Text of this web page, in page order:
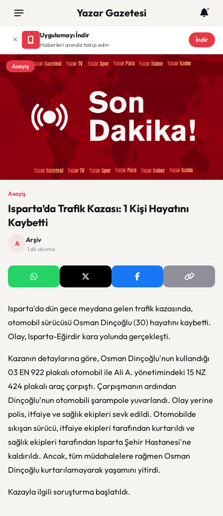
Yazar Gazetesi
Uygulamayı İndir
Haberleri anında takip edin
İndir
Asayiş
Asayiş
Isparta’da Trafik Kazası: 1 Kişi Hayatını
Kaybetti
A Arşiv
· 1 dk okuma
Isparta'da dün gece meydana gelen trafik kazasında,
otomobil sürücüsü Osman Dinçoğlu (30) hayatını kaybetti.
Olay, Isparta-Eğirdir kara yolunda gerçekleşti.
Kazanın detaylarına göre, Osman Dinçoğlu'nun kullandığı
03 EN 922 plakalı otomobil ile Ali A. yönetimindeki 15 NZ
424 plakalı araç çarpıştı. Çarpışmanın ardından
Dinçoğlu'nun otomobili şarampole yuvarlandı. Olay yerine
polis, itfaiye ve sağlık ekipleri sevk edildi. Otomobilde
sıkışan sürücü, itfaiye ekipleri tarafından kurtarıldı ve
sağlık ekipleri tarafından Isparta Şehir Hastanesi'ne
kaldırıldı. Ancak, tüm müdahalelere rağmen Osman
Dinçoğlu kurtarılamayarak yaşamını yitirdi.
Kazayla ilgili soruşturma başlatıldı.